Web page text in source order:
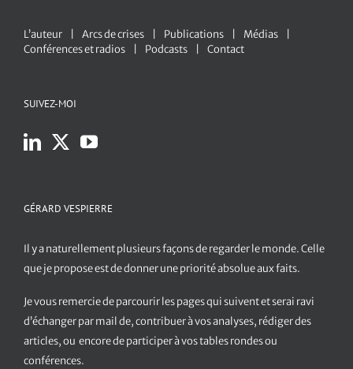
L’auteur Arcs de crises Publications
Médias
Conférences et radios
Podcasts Contact
SUIVEZ-MOI
GÉRARD VESPIERRE
Il y a naturellement plusieurs façons de regarder le monde. Celle
que je propose est de donner une priorité absolue aux faits.
Je vous remercie de parcourir les pages qui suivent et serai ravi
d’échanger par mail de, contribuer à vos analyses, rédiger des
articles, ou encore de participer à vos tables rondes ou
conférences.